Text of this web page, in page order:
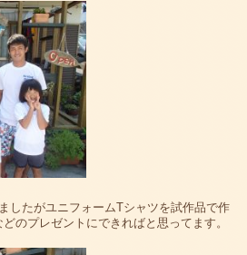
したがユニフォームTシャツを試作品で作
のプレゼントにできればと思ってます。